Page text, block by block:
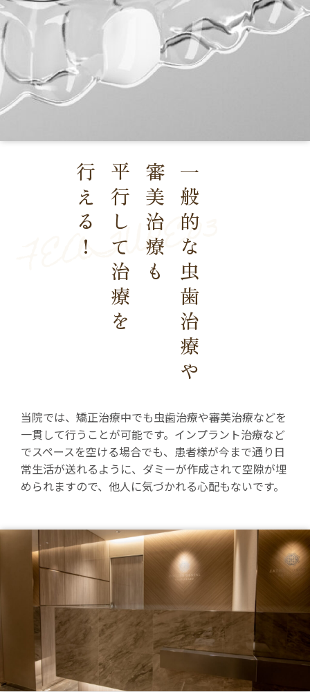
一般的な虫歯治療や
審美治療も
平行して治療を
行える！
当院では、矯正治療中でも虫歯治療や審美治療などを
一貫して行うことが可能です。インプラント治療など
でスペースを空ける場合でも、患者様が今まで通り日
常生活が送れるように、ダミーが作成されて空隙が埋
められますので、他人に気づかれる心配もないです。